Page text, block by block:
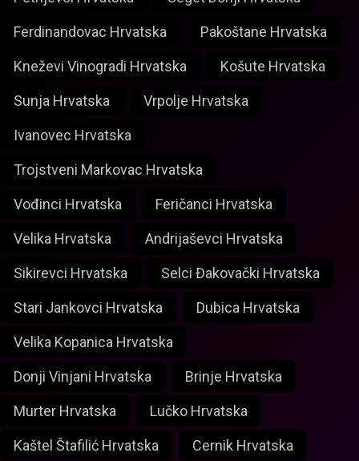
Ferdinandovac Hrvatska Pakoštane Hrvatska
Kneževi Vinogradi Hrvatska Košute Hrvatska
Sunja Hrvatska Vrpolje Hrvatska
Ivanovec Hrvatska
Trojstveni Markovac Hrvatska
Vođinci Hrvatska Feričanci Hrvatska
Velika Hrvatska Andrijaševci Hrvatska
Sikirevci Hrvatska Selci Đakovački Hrvatska
Stari Jankovci Hrvatska Dubica Hrvatska
Velika Kopanica Hrvatska
Donji Vinjani Hrvatska Brinje Hrvatska
Murter Hrvatska Lučko Hrvatska
Kaštel Štafilić Hrvatska Cernik Hrvatska